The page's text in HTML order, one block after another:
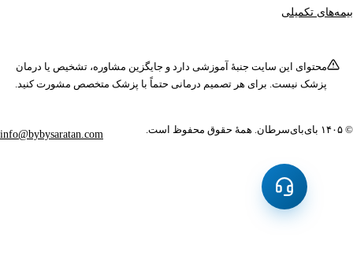
این سایت جنبهٔ آموزشی دارد و جایگزین مشاوره، تشخیص یا درمان
نیست. برای هر تصمیم درمانی حتماً با پزشک متخصص مشورت کنید.
. همهٔ حقوق محفوظ است. info@bybysaratan.com